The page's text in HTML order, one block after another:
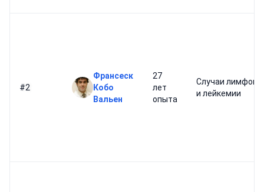
#2
Франсеск
Кобо
Вальен
27
лет
опыта
Случаи лимфомы
и лейкемии